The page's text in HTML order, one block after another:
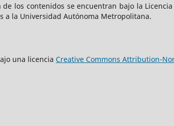
de los contenidos se encuentran bajo la
a la Universidad Autónoma Metropolitana.
una licencia Creative Commons Attribution-